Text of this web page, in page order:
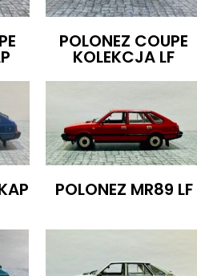
POLONEZ COUPE
KOLEKCJA LF
POLONEZ MR89 LF